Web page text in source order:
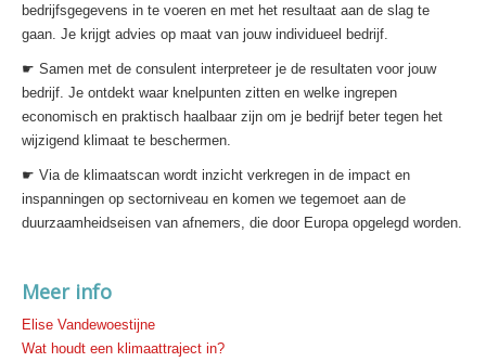
bedrijfsgegevens in te voeren en met het resultaat aan de slag te
gaan. Je krijgt advies op maat van jouw individueel bedrijf.
☛ Samen met de consulent interpreteer je de resultaten voor jouw
bedrijf. Je ontdekt waar knelpunten zitten en welke ingrepen
economisch en praktisch haalbaar zijn om je bedrijf beter tegen het
wijzigend klimaat te beschermen.
☛ Via de klimaatscan wordt inzicht verkregen in de impact en
inspanningen op sectorniveau en komen we tegemoet aan de
duurzaamheidseisen van afnemers, die door Europa opgelegd worden.
Meer info
Elise Vandewoestijne
Wat houdt een klimaattraject in?